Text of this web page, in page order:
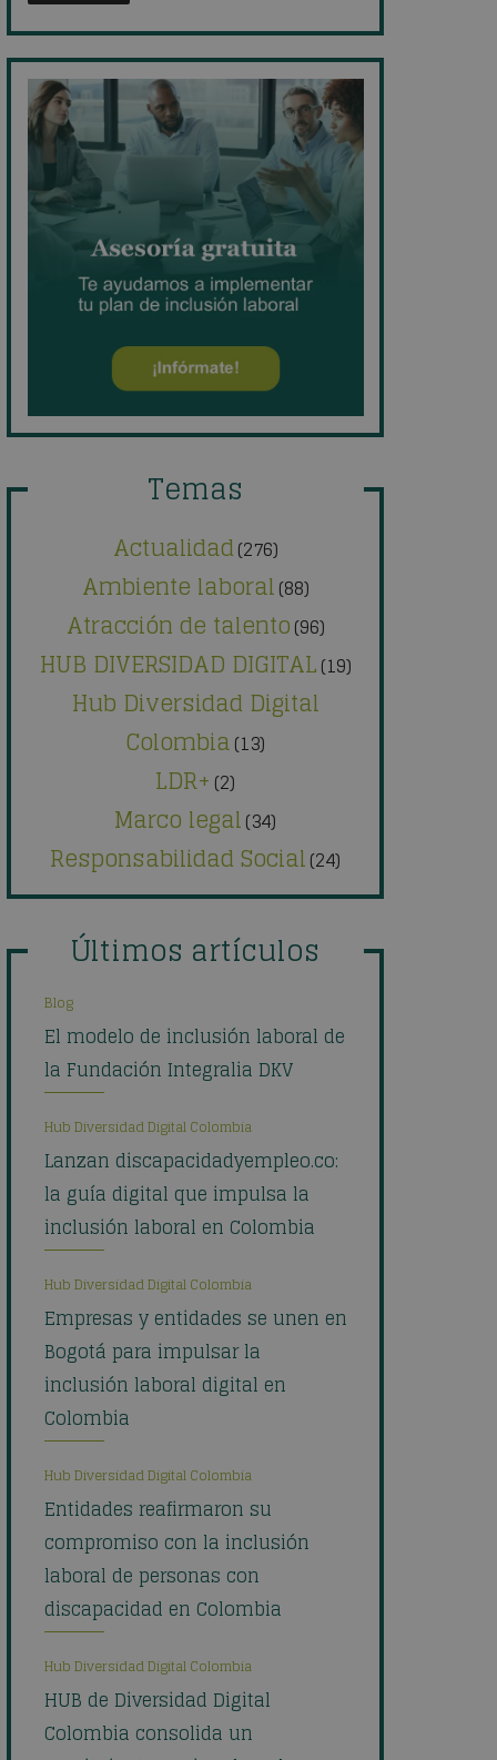
Temas
Actualidad(276)
Ambiente laboral(88)
Atracción de talento(96)
HUB DIVERSIDAD DIGITAL(19)
Hub Diversidad Digital
Colombia(13)
LDR+ (2)
Marco legal(34)
Responsabilidad Social(24)
Últimos artículos
Blog
El modelo de inclusión laboral de
la Fundación Integralia DKV
Hub Diversidad Digital Colombia
Lanzan discapacidadyempleo.co:
la guía digital que impulsa la
inclusión laboral en Colombia
Hub Diversidad Digital Colombia
Empresas y entidades se unen en
Bogotá para impulsar la
inclusión laboral digital en
Colombia
Hub Diversidad Digital Colombia
Entidades reafirmaron su
compromiso con la inclusión
laboral de personas con
discapacidad en Colombia
Hub Diversidad Digital Colombia
HUB de Diversidad Digital
Colombia consolida un